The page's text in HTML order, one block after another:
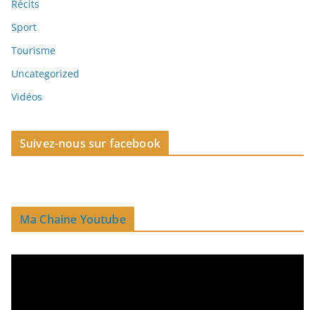
Récits
Sport
Tourisme
Uncategorized
Vidéos
Suivez-nous sur facebook
Ma Chaine Youtube